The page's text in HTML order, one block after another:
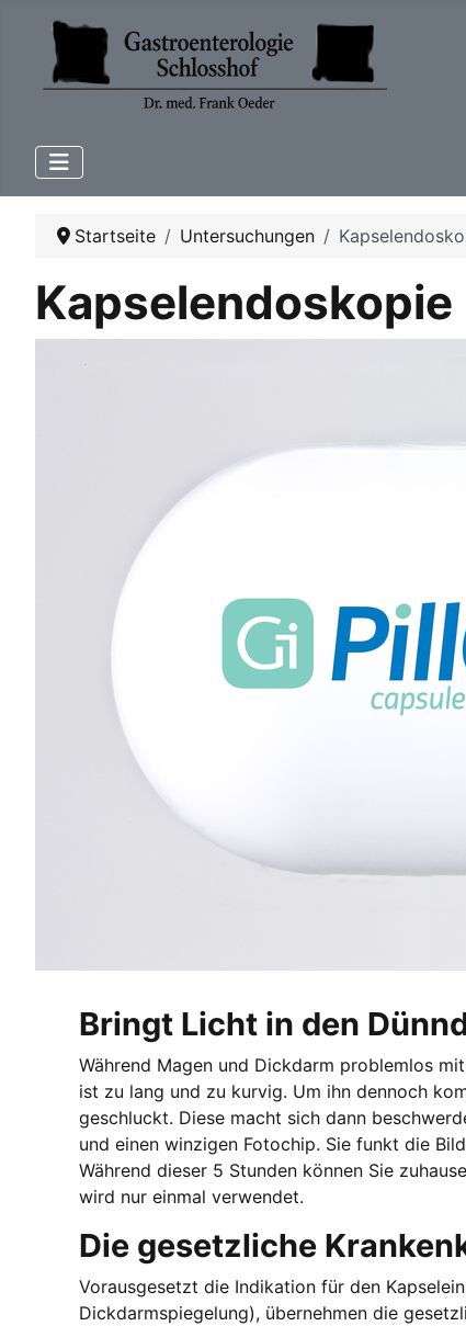
Startseite Untersuchungen
Kapselendoskopie
Bringt Licht in den
Während Magen und Dickdarm problemlos
ist zu lang und zu kurvig. Um ihn dennoch
geschluckt. Diese macht sich dann
und einen winzigen Fotochip. Sie funkt die
Während dieser 5 Stunden können Sie
wird nur einmal verwendet.
Die gesetzliche
Vorausgesetzt die Indikation für den
Dickdarmspiegelung), übernehmen die